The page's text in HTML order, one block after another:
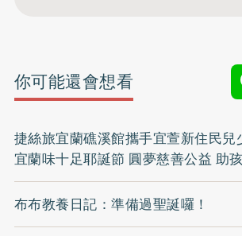
你可能還會想看
捷絲旅宜蘭礁溪館攜手宜萱新住民兒
宜蘭味十足耶誕節 圓夢慈善公益 助
布布教養日記：準備過聖誕囉！